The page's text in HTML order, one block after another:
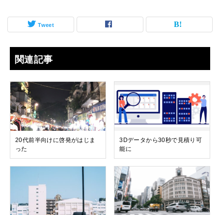
Tweet
関連記事
20代前半向けに啓発がはじま
った
3Dデータから30秒で見積り可
能に